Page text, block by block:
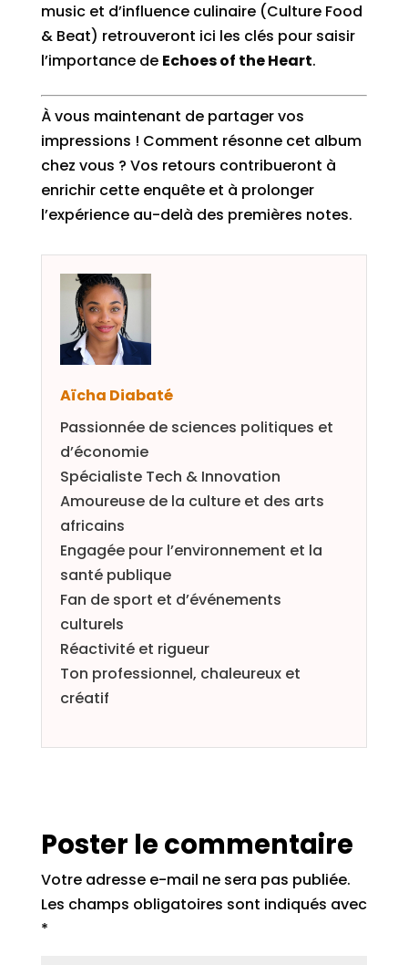
music et d’influence culinaire (Culture Food
& Beat) retrouveront ici les clés pour saisir
l’importance de Echoes of the Heart.
À vous maintenant de partager vos
impressions ! Comment résonne cet album
chez vous ? Vos retours contribueront à
enrichir cette enquête et à prolonger
l’expérience au-delà des premières notes.
Aïcha Diabaté
Passionnée de sciences politiques et
d’économie
Spécialiste Tech & Innovation
Amoureuse de la culture et des arts
africains
Engagée pour l’environnement et la
santé publique
Fan de sport et d’événements
culturels
Réactivité et rigueur
Ton professionnel, chaleureux et
créatif
Poster le commentaire
Votre adresse e-mail ne sera pas publiée.
Les champs obligatoires sont indiqués avec
*